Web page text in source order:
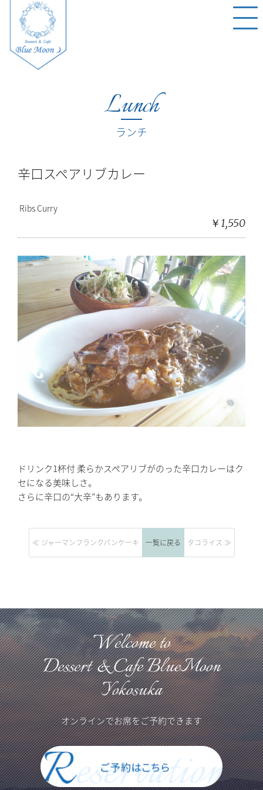
Lunch
ランチ
辛口スペアリブカレー
Ribs Curry
￥1,550
ドリンク1杯付 柔らかスペアリブがのった辛口カレーはク
セになる美味しさ。
さらに辛口の“大辛”もあります。
≪ ジャーマンフランクパンケーキ 一覧に戻る タコライス ≫
Welcome to
Dessert & Cafe BlueMoon
Yokosuka
オンラインでお席をご予約できます